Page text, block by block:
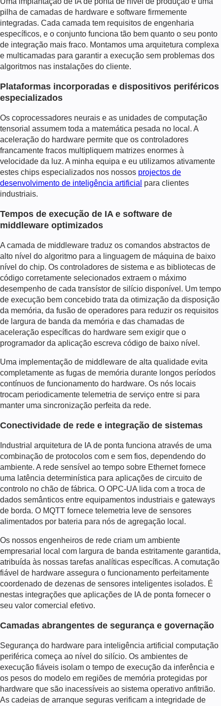
pilha de camadas de hardware e software firmemente
integradas. Cada camada tem requisitos de engenharia
específicos, e o conjunto funciona tão bem quanto o seu ponto
de integração mais fraco. Montamos uma arquitetura complexa
e multicamadas para garantir a execução sem problemas dos
algoritmos nas instalações do cliente.
Plataformas incorporadas e dispositivos periféricos
especializados
Os coprocessadores neurais e as unidades de computação
tensorial assumem toda a matemática pesada no local. A
aceleração do hardware permite que os controladores
francamente fracos multipliquem matrizes enormes à
velocidade da luz. A minha equipa e eu utilizamos ativamente
estes chips especializados nos nossos projectos de
desenvolvimento de inteligência artificial para clientes
industriais.
Tempos de execução de IA e software de
middleware optimizados
A camada de middleware traduz os comandos abstractos de
alto nível do algoritmo para a linguagem de máquina de baixo
nível do chip. Os controladores de sistema e as bibliotecas de
código corretamente selecionados extraem o máximo
desempenho de cada transístor de silício disponível. Um tempo
de execução bem concebido trata da otimização da disposição
da memória, da fusão de operadores para reduzir os requisitos
de largura de banda da memória e das chamadas de
aceleração específicas do hardware sem exigir que o
programador da aplicação escreva código de baixo nível.
Uma implementação de middleware de alta qualidade evita
completamente as fugas de memória durante longos períodos
contínuos de funcionamento do hardware. Os nós locais
trocam periodicamente telemetria de serviço entre si para
manter uma sincronização perfeita da rede.
Conectividade de rede e integração de sistemas
Industrial arquitetura de IA de ponta funciona através de uma
combinação de protocolos com e sem fios, dependendo do
ambiente. A rede sensível ao tempo sobre Ethernet fornece
uma latência determinística para aplicações de circuito de
controlo no chão de fábrica. O OPC-UA lida com a troca de
dados semânticos entre equipamentos industriais e gateways
de borda. O MQTT fornece telemetria leve de sensores
alimentados por bateria para nós de agregação local.
Os nossos engenheiros de rede criam um ambiente
empresarial local com largura de banda estritamente garantida,
atribuída às nossas tarefas analíticas específicas. A comutação
fiável de hardware assegura o funcionamento perfeitamente
coordenado de dezenas de sensores inteligentes isolados. É
nestas integrações que aplicações de IA de ponta fornecer o
seu valor comercial efetivo.
Camadas abrangentes de segurança e governação
Segurança do hardware para inteligência artificial computação
periférica começa ao nível do silício. Os ambientes de
execução fiáveis isolam o tempo de execução da inferência e
os pesos do modelo em regiões de memória protegidas por
hardware que são inacessíveis ao sistema operativo anfitrião.
As cadeias de arranque seguras verificam a integridade de